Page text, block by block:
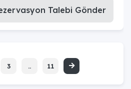
Talebi Gönder
3 .. 11